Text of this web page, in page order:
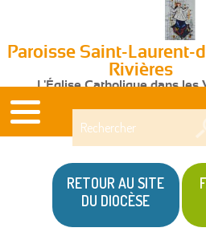
Paroisse Saint-Laurent-
Rivières
L'Église Catholique dans les
RETOUR AU SITE
DU DIOCÈSE